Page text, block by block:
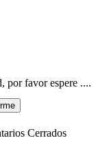
por favor espere ....
Cerrados